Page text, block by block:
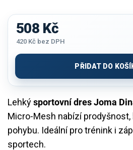
Lehkýsportovní dres Joma
Micro-Mesh nabízí
pohybu. Ideální pro trénink i
sportech.
508 Kč
420 Kč bez DPH
cena:
PŘIDAT DO